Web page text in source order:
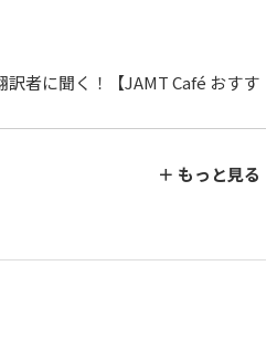
訳者に聞く！【JAMT Café おすす
＋ もっと見る